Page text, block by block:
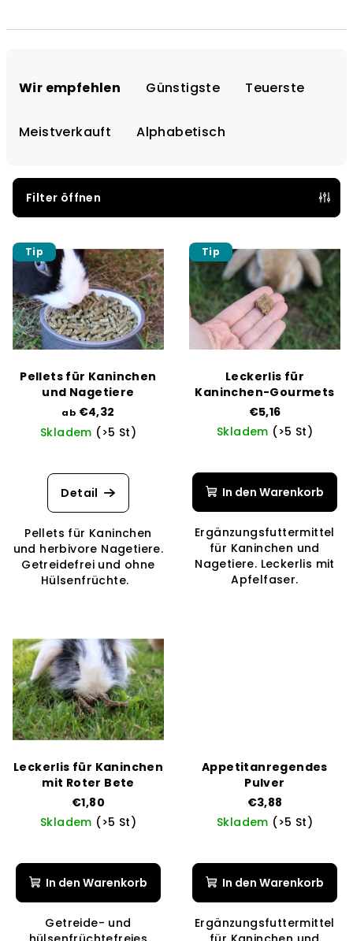
k
s
o
r
t
e
r
Wir empfehlen Günstigste Teuerste
Meistverkauft Alphabetisch
Filter öffnen
L
s
t
e
d
Tip
Pellets für Kaninchen
und Nagetiere
ab €4,32
Skladem (>5 St)
durchschnittliche
Produktbewertung
von
5
Sternen.
Detail
Pellets für Kaninchen
und herbivore Nagetiere.
Getreidefrei und ohne
Hülsenfrüchte.
Tip
Leckerlis für
Kaninchen-Gourmets
€5,16
Skladem (>5 St)
von
5
Sternen.
In den Warenkorb
Ergänzungsfuttermittel
für Kaninchen und
Nagetiere. Leckerlis mit
Apfelfaser.
Leckerlis für Kaninchen
mit Roter Bete
€1,80
Skladem (>5 St)
durchschnittliche
Produktbewertung
von
In den Warenkorb
Getreide- und
Appetitanregendes
Pulver
€3,88
Skladem (>5 St)
In den Warenkorb
Ergänzungsfuttermittel